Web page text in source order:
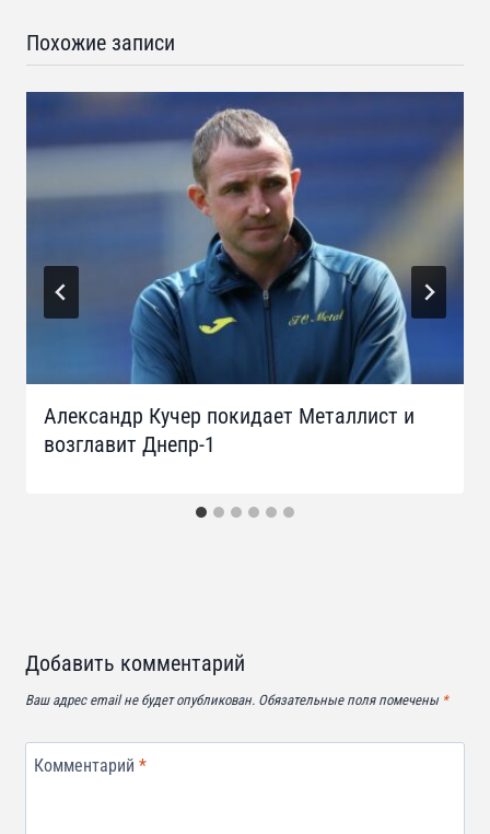
Похожие записи
Александр Кучер покидает Металлист и
возглавит Днепр-1
Добавить комментарий
Ваш адрес email не будет опубликован. Обязательные поля помечены *
Комментарий *